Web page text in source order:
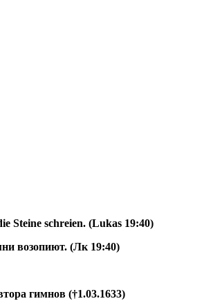
Steine schreien. (Lukas 19:40)
возопиют. (Лк 19:40)
гимнов (†1.03.1633)